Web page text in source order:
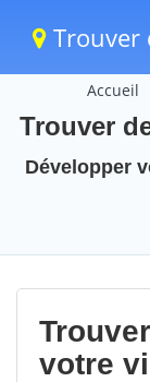
Trouver
Accueil
Trouver
Développer
votre